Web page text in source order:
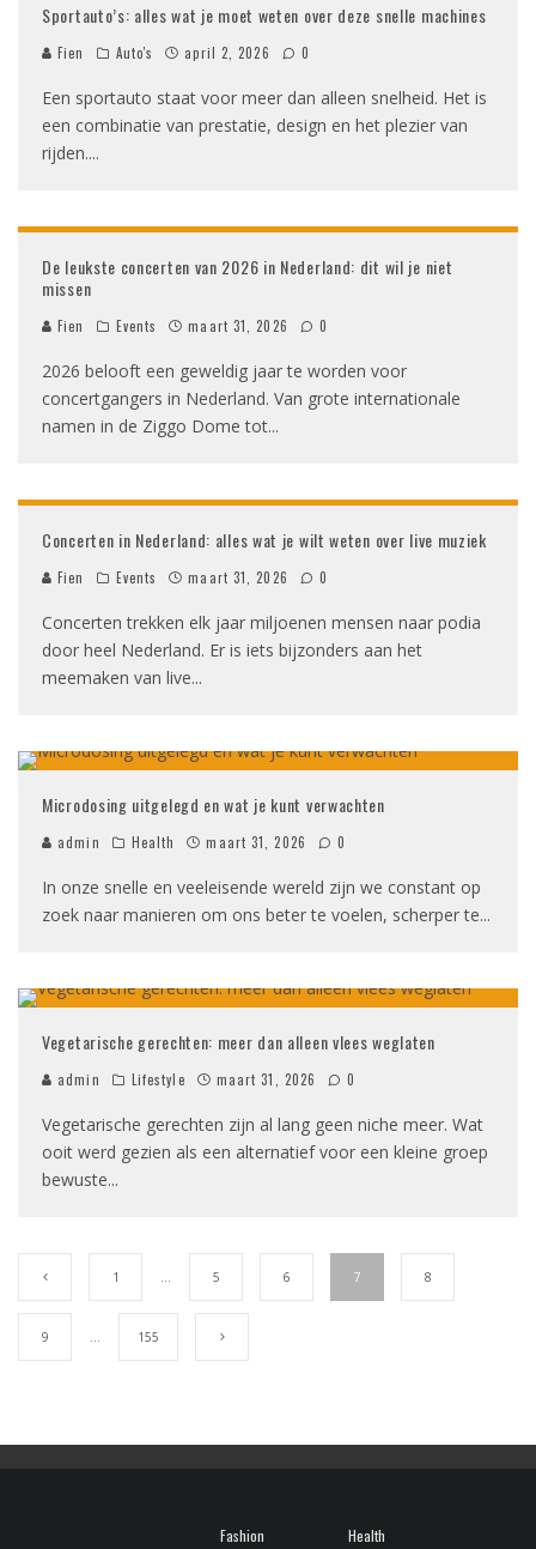
Sportauto’s: alles wat je moet weten over deze snelle machines
Fien Auto's april 2, 2026 0
Een sportauto staat voor meer dan alleen snelheid. Het is
een combinatie van prestatie, design en het plezier van
rijden....
De leukste concerten van 2026 in Nederland: dit wil je niet
missen
Fien Events maart 31, 2026 0
2026 belooft een geweldig jaar te worden voor
concertgangers in Nederland. Van grote internationale
namen in de Ziggo Dome tot...
Concerten in Nederland: alles wat je wilt weten over live muziek
Fien Events maart 31, 2026 0
Concerten trekken elk jaar miljoenen mensen naar podia
door heel Nederland. Er is iets bijzonders aan het
meemaken van live...
Microdosing uitgelegd en wat je kunt verwachten
admin Health maart 31, 2026 0
In onze snelle en veeleisende wereld zijn we constant op
zoek naar manieren om ons beter te voelen, scherper te...
Vegetarische gerechten: meer dan alleen vlees weglaten
admin Lifestyle maart 31, 2026 0
Vegetarische gerechten zijn al lang geen niche meer. Wat
ooit werd gezien als een alternatief voor een kleine groep
bewuste...
1 5 6 7 8
9 155
Fashion Health